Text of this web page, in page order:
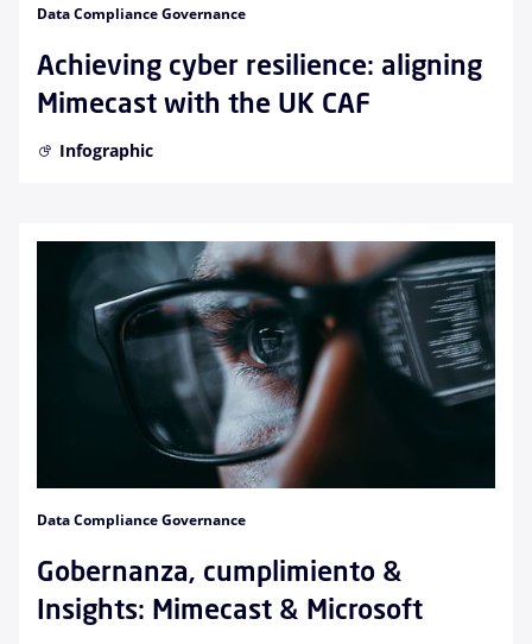
Data Compliance Governance
Achieving cyber resilience: aligning
Mimecast with the UK CAF
Infographic
Data Compliance Governance
Gobernanza, cumplimiento &
Insights: Mimecast & Microsoft